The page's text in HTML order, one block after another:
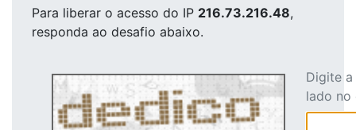
Para liberar o acesso do IP 216.73.216.48,
responda ao desafio abaixo.
Digite
lado no